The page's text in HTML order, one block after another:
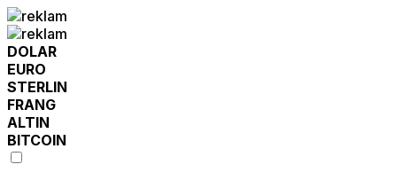
DOLAR
EURO
STERLIN
FRANG
ALTIN
BITCOIN